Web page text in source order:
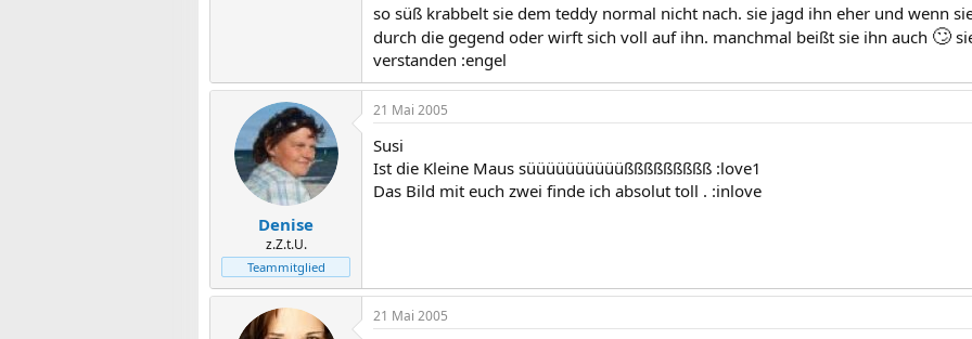
so süß krabbelt sie dem teddy normal nicht nach. sie jagd ihn eher und wenn
durch die gegend oder wirft sich voll auf ihn. manchmal beißt sie ihn auch 🙄
verstanden :engel
Denise
z.Z.t.U.
Teammitglied
21 Mai 2005
Susi
Ist die Kleine Maus süüüüüüüüüüßßßßßßßßß :love1
Das Bild mit euch zwei finde ich absolut toll . :inlove
21 Mai 2005